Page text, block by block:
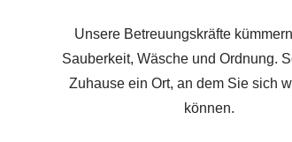
Unsere Betreuungskräfte
Sauberkeit, Wäsche und Ordnung.
Zuhause ein Ort, an dem Sie sich
können.